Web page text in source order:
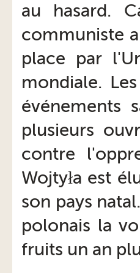
au hasard.
communiste
place par
mondiale.
événements
plusieurs
contre
Wojtyła est
son pays
polonais la
fruits un an